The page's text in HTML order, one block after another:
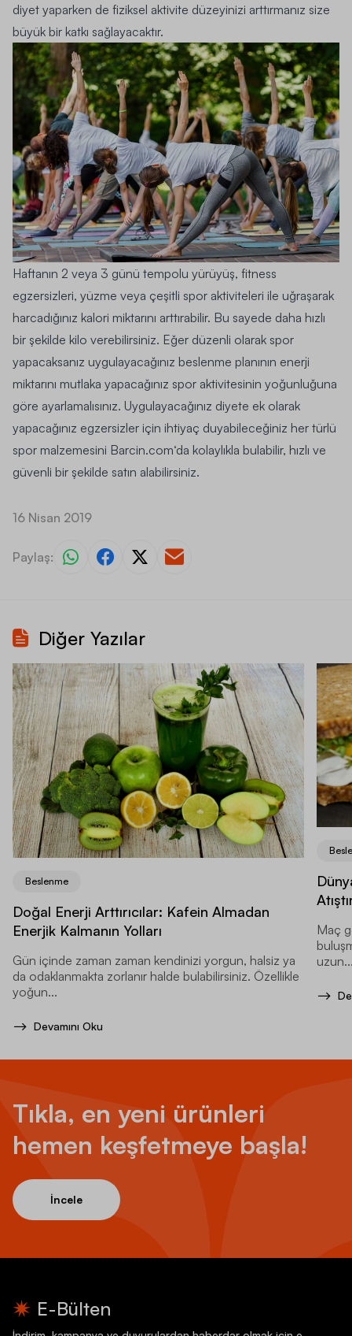
diyet yaparken de fiziksel aktivite düzeyinizi arttırmanız size
büyük bir katkı sağlayacaktır.
Haftanın 2 veya 3 günü tempolu yürüyüş, fitness
egzersizleri, yüzme veya çeşitli spor aktiviteleri ile uğraşarak
harcadığınız kalori miktarını arttırabilir. Bu sayede daha hızlı
bir şekilde kilo verebilirsiniz. Eğer düzenli olarak spor
yapacaksanız uygulayacağınız beslenme planının enerji
miktarını mutlaka yapacağınız spor aktivitesinin yoğunluğuna
göre ayarlamalısınız. Uygulayacağınız diyete ek olarak
yapacağınız egzersizler için ihtiyaç duyabileceğiniz her türlü
spor malzemesini Barcin.com‘da kolaylıkla bulabilir, hızlı ve
güvenli bir şekilde satın alabilirsiniz.
16 Nisan 2019
Paylaş:
Diğer Yazılar
Beslenme
Doğal Enerji Arttırıcılar: Kafein Almadan
Enerjik Kalmanın Yolları
Gün içinde zaman zaman kendinizi yorgun, halsiz ya
da odaklanmakta zorlanır halde bulabilirsiniz. Özellikle
yoğun...
Devamını Oku
Maç
Tıkla, en yeni ürünleri
hemen keşfetmeye başla!
İncele
E-Bülten